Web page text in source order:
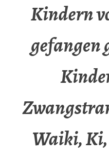
Kindern
gefangen
Waiki,